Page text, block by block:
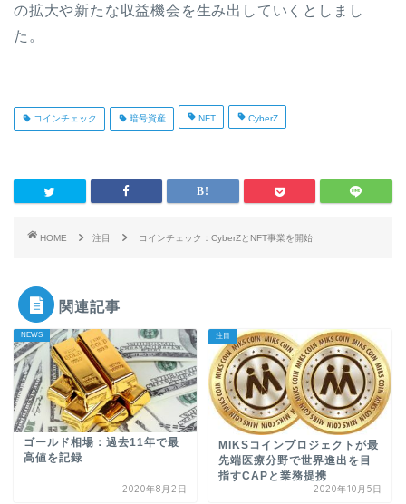
の拡大や新たな収益機会を生み出していくとしまし
た。
コインチェック 暗号資産 NFT CyberZ
HOME 注目 コインチェック：CyberZとNFT事業を開始
関連記事
NEWS
ゴールド相場：過去11年で最
高値を記録
2020年8月2日
注目
MIKSコインプロジェクトが最
先端医療分野で世界進出を目
指すCAPと業務提携
2020年10月5日